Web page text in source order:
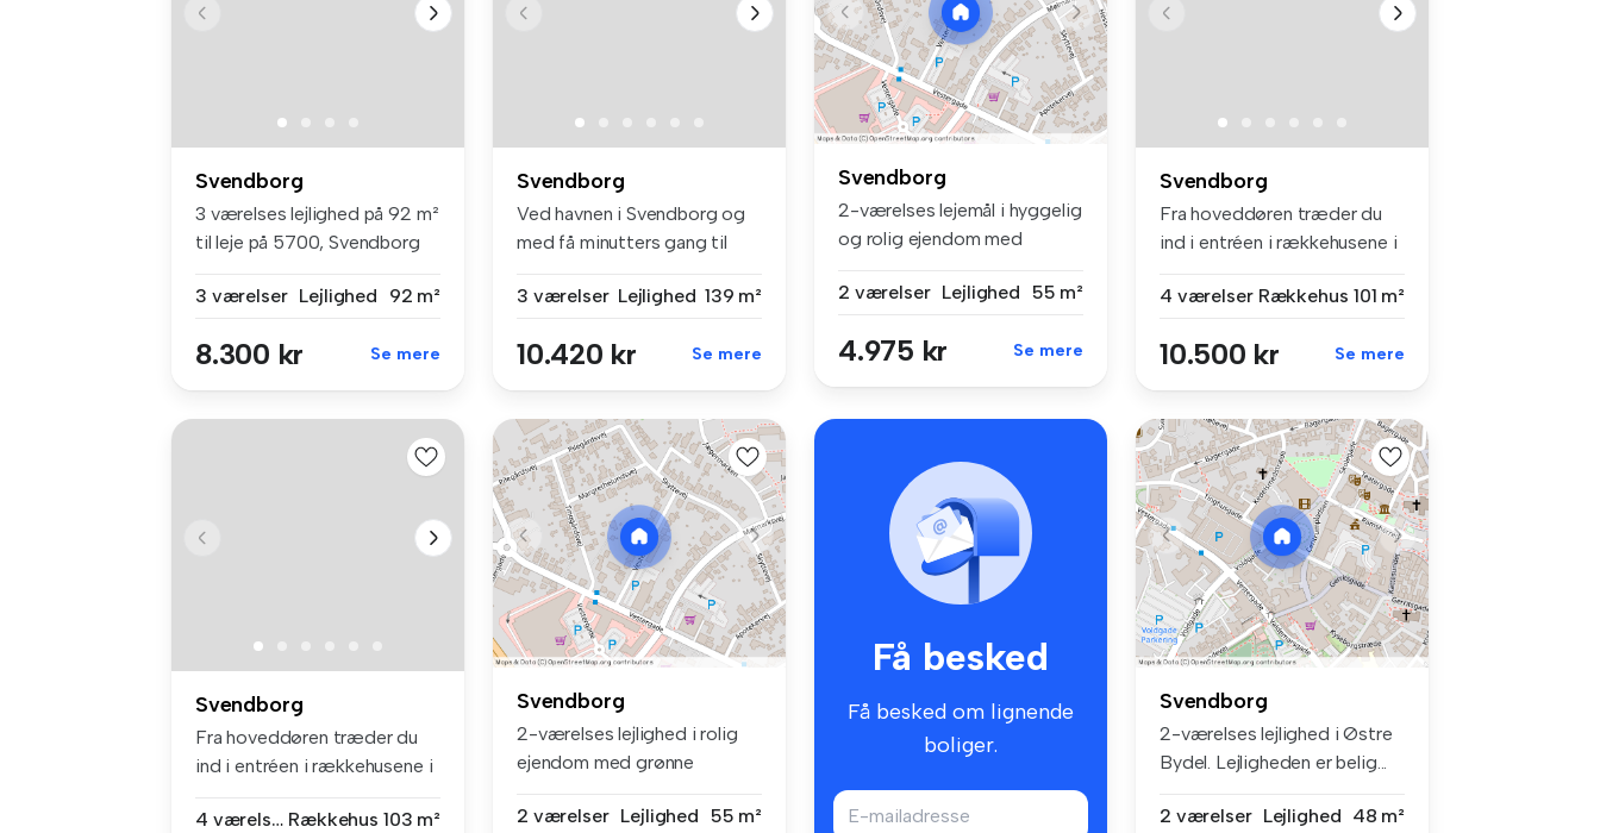
Svendborg
3 værelses lejlighed på 92 m²
til leje på 5700, Svendborg
3 værelser Lejlighed 92 m²
8.300 kr Se mere
Svendborg
Ved havnen i Svendborg og
med få minutters gang til
3 værelser Lejlighed 139 m²
10.420 kr Se mere
Svendborg
2-værelses lejemål i hyggelig
og rolig ejendom med
2 værelser Lejlighed 55 m²
4.975 kr Se mere
Svendborg
Fra hoveddøren træder du
ind i entréen i rækkehusene i
4 værelser Rækkehus 101 m²
10.500 kr Se mere
Svendborg
Fra hoveddøren træder du
ind i entréen i rækkehusene i
4 værelser Rækkehus 103 m²
Svendborg
2-værelses lejlighed i rolig
ejendom med grønne
2 værelser Lejlighed 55 m²
Få besked
Få besked om lignende
boliger.
Svendborg
2-værelses lejlighed i Østre
Bydel. Lejligheden er belig...
2 værelser Lejlighed 48 m²